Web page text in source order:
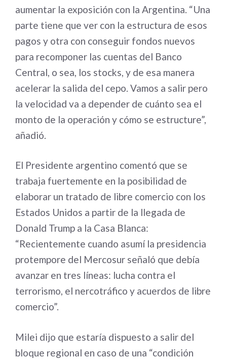
aumentar la exposición con la Argentina. “Una
parte tiene que ver con la estructura de esos
pagos y otra con conseguir fondos nuevos
para recomponer las cuentas del Banco
Central, o sea, los stocks, y de esa manera
acelerar la salida del cepo. Vamos a salir pero
la velocidad va a depender de cuánto sea el
monto de la operación y cómo se estructure”,
añadió.
El Presidente argentino comentó que se
trabaja fuertemente en la posibilidad de
elaborar un tratado de libre comercio con los
Estados Unidos a partir de la llegada de
Donald Trump a la Casa Blanca:
“Recientemente cuando asumí la presidencia
protempore del Mercosur señaló que debía
avanzar en tres líneas: lucha contra el
terrorismo, el nercotráfico y acuerdos de libre
comercio”.
Milei dijo que estaría dispuesto a salir del
bloque regional en caso de una “condición